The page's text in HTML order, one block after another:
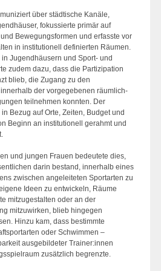
über städtische Kanäle,
fokussierte primär auf
Bewegungsformen und erfasste vor
in institutionell definierten Räumen.
Jugendhäusern und Sport- und
zudem dazu, dass die Partizipation
blieb, die Zugang zu den
der vorgegebenen räumlich-
teilnehmen konnten. Der
Bezug auf Orte, Zeiten, Budget und
Beginn an institutionell gerahmt und
und jungen Frauen bedeutete dies,
darin bestand, innerhalb eines
zwischen angeleiteten Sportarten zu
Ideen zu entwickeln, Räume
mitzugestalten oder an der
mitzuwirken, blieb hingegen
Hinzu kam, dass bestimmte
oder Schwimmen –
ausgebildeter Trainer:innen
zusätzlich begrenzte.